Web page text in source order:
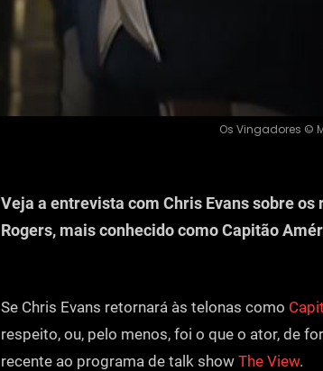
Os Vingadores ©
Veja a entrevista com Chris Evans sobre
Rogers, mais conhecido como Capitão
Se Chris Evans retornará às telonas como
respeito, ou, pelo menos, foi o que o ator, de
recente ao programa de talk show The View.